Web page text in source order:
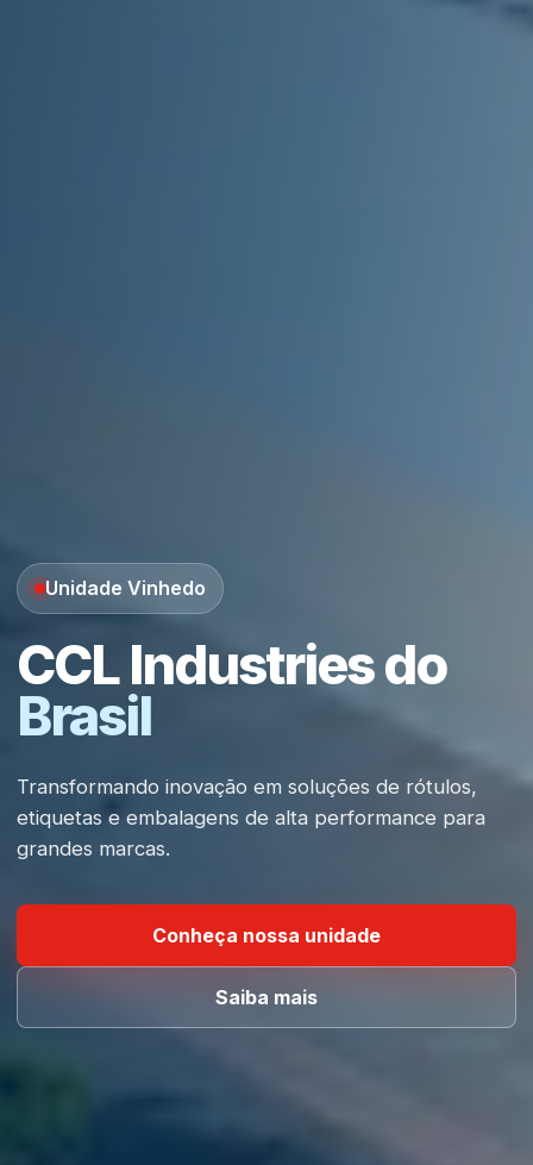
Unidade Vinhedo
CCL Industries do
Brasil
Transformando inovação em soluções de rótulos,
etiquetas e embalagens de alta performance para
grandes marcas.
Conheça nossa unidade
Saiba mais